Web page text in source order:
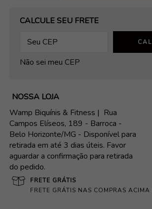
OPÇÕES DE FRETE
CALCULE SEU FRETE
Não sei meu CEP
NOSSA LOJA
Wamp Biquínis & Fitness | Rua
Campos Elíseos, 189 - Barroca -
Belo Horizonte/MG - Disponível para
retirada em até 3 dias úteis. Favor
aguardar a confirmação para retirada
do pedido.
FRETE GRÁTIS
FRETE GRÁTIS NAS COMPRAS